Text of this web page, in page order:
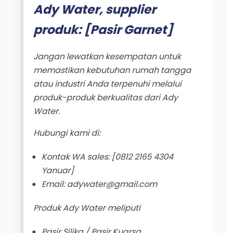
Ady Water, supplier
produk: [Pasir Garnet]
Jangan lewatkan kesempatan untuk
memastikan kebutuhan rumah tangga
atau industri Anda terpenuhi melalui
produk-produk berkualitas dari Ady
Water.
Hubungi kami di:
Kontak WA sales: [0812 2165 4304
Yanuar]
Email: adywater@gmail.com
Produk Ady Water meliputi